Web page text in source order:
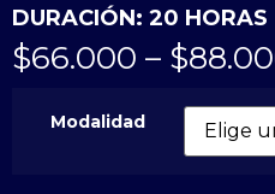
DURACIÓN: 20 HORAS
$66.000 – $
Modalidad